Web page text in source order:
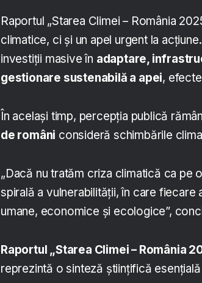
Raportul „Starea Climei – România
climatice, ci și un apel urgent la
investiții masive în adaptare,
gestionare sustenabilă a apei,
În același timp, percepția publică
de români consideră schimbările
„Dacă nu tratăm criza climatică ca pe
spirală a vulnerabilității, în care fiecare
umane, economice și ecologice”,
Raportul „Starea Climei – România
reprezintă o sinteză științifică